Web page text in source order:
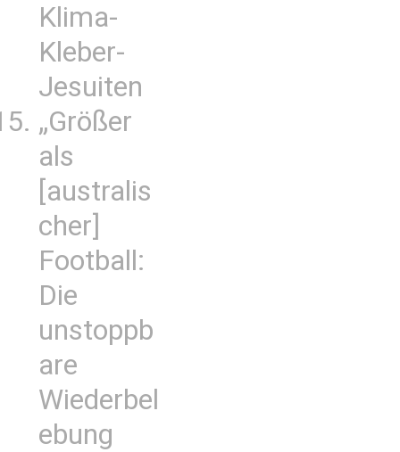
Klima-
Kleber-
Jesuiten
„Größer
als
[australis
cher]
Football:
Die
unstoppb
are
Wiederbel
ebung